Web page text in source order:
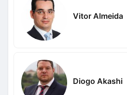
Vitor Almeida
Diogo Akashi